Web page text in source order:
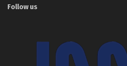
Follow us